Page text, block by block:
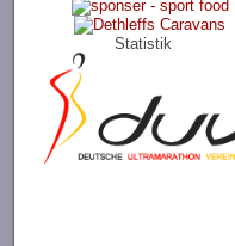
Statistik